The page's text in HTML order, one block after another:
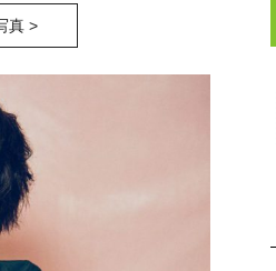
真 >